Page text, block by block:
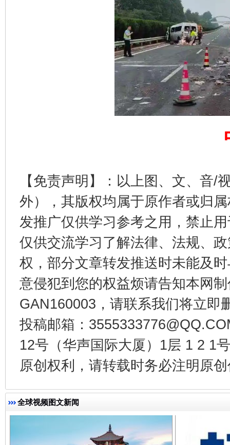
【免责声明】：以上图、文、音/
外），其版权均属于原作者或归
发推广仅供学习参考之用，禁止
仅供交流学习了解法律、法规、
权，部分文章转发推送时未能及
意侵犯到您的权益烦请告知本网
GAN160003，请联系我们将立即
投稿邮箱：
12号（华声国际大厦）1层 1 2 1
原创权利，请转载时务必注明原
全球视频图文新闻
完善运行机制助力责任有效落实
公平竞争审查“十大案例”出炉！ 一纸欠
东山县通报“牛蛙产品抗生素超标问题”